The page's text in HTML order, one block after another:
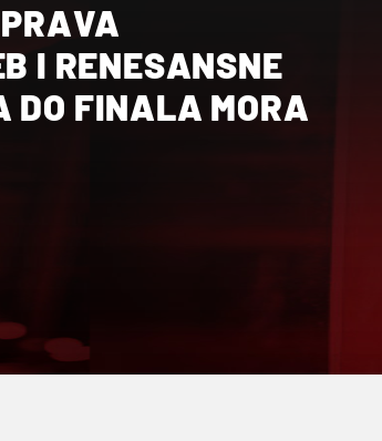
I RENESANSNE
DO FINALA MORA